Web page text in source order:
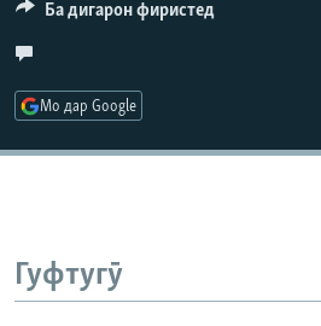
Ба дигарон фиристед
Мо дар Google
Гуфтугӯ